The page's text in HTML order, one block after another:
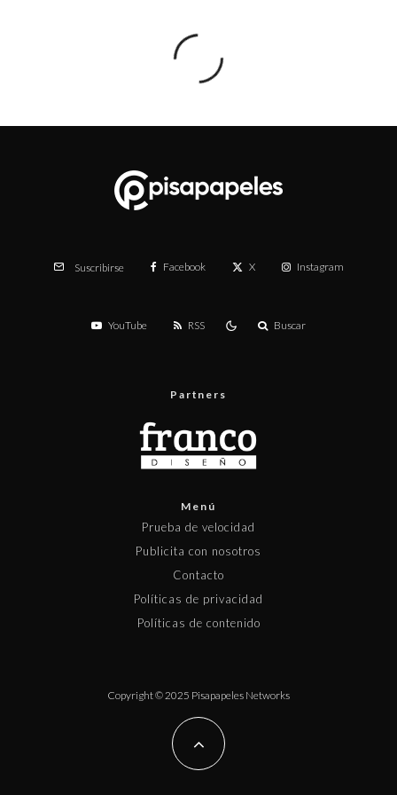
Suscribirse Facebook X Instagram
YouTube RSS Buscar
Partners
Menú
Prueba de velocidad
Publicita con nosotros
Contacto
Políticas de privacidad
Políticas de contenido
Copyright © 2025 Pisapapeles Networks